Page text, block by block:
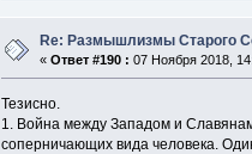
Re: Размышлизмы Старого
«Ответ #190 : 07 Ноября 2018,
Тезисно.
1. Война между Западом и
соперничающих вида человека.